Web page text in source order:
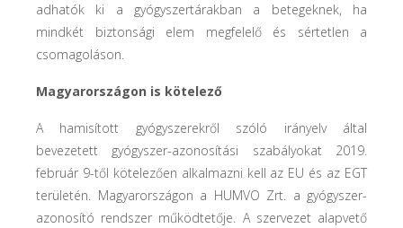
adhatók ki a gyógyszertárakban a betegeknek, ha
mindkét biztonsági elem megfelelő és sértetlen a
csomagoláson.
Magyarországon is kötelező
A hamisított gyógyszerekről szóló irányelv által
bevezetett gyógyszer-azonosítási szabályokat 2019.
február 9-től kötelezően alkalmazni kell az EU és az EGT
területén. Magyarországon a HUMVO Zrt. a gyógyszer-
azonosító rendszer működtetője. A szervezet alapvető